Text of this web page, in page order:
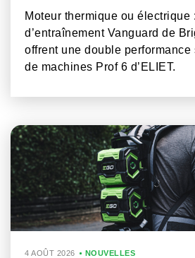
Moteur thermique ou électrique
d’entraînement Vanguard de
offrent une double performance
de machines Prof 6 d’ELIET.
4 AOÛT 2026 NOUVELLES